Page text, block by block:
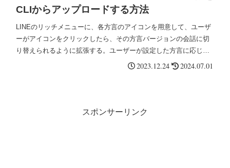
CLIからアップロードする方法
LINEのリッチメニューに、各方言のアイコンを用意して、ユーザ
ーがアイコンをクリックしたら、その方言バージョンの会話に切
り替えられるように拡張する。ユーザーが設定した方言に応じた
プロンプトを呼び出して、OPENAI_APIに渡す。
2023.12.24 2024.07.01
スポンサーリンク